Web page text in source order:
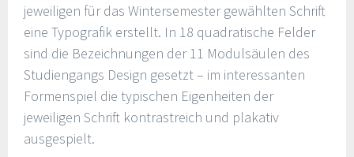
jeweiligen für das Wintersemester gewählten Schrift
eine Typografik erstellt. In 18 quadratische Felder
sind die Bezeichnungen der 11 Modulsäulen des
Studiengangs Design gesetzt – im interessanten
Formenspiel die typischen Eigenheiten der
jeweiligen Schrift kontrastreich und plakativ
ausgespielt.